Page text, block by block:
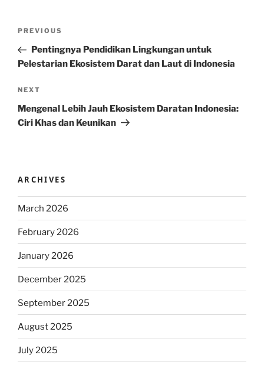
Previous
Post
PREVIOUS
Pentingnya Pendidikan Lingkungan untuk
Pelestarian Ekosistem Darat dan Laut di Indonesia
Next
Post
NEXT
Mengenal Lebih Jauh Ekosistem Daratan Indonesia:
Ciri Khas dan Keunikan
ARCHIVES
March 2026
February 2026
January 2026
December 2025
September 2025
August 2025
July 2025